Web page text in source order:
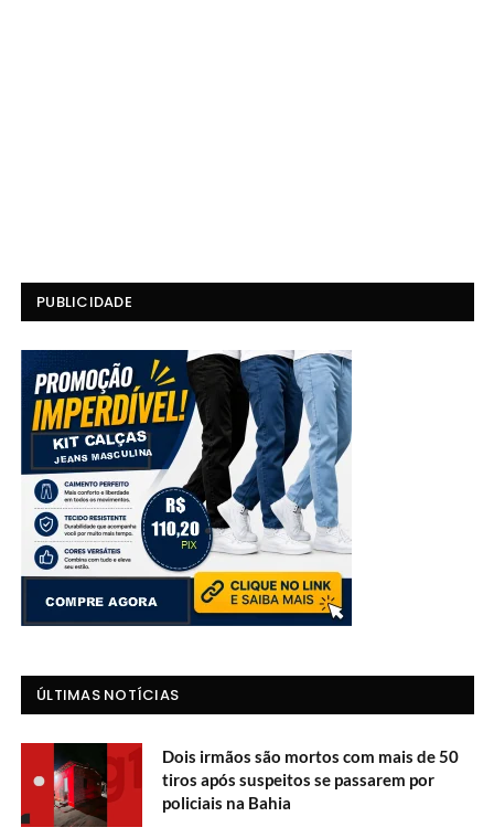
PUBLICIDADE
ÚLTIMAS NOTÍCIAS
Dois irmãos são mortos com mais de 50
tiros após suspeitos se passarem por
policiais na Bahia